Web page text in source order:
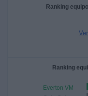
Ranking
Ranking
Everton VM